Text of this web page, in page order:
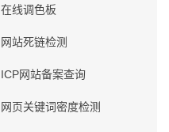
在线调色板
网站死链检测
ICP网站备案查询
网页关键词密度检测